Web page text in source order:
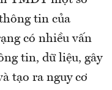
tin của
có nhiều vấn
tin, dữ liệu, gây
tạo ra nguy cơ